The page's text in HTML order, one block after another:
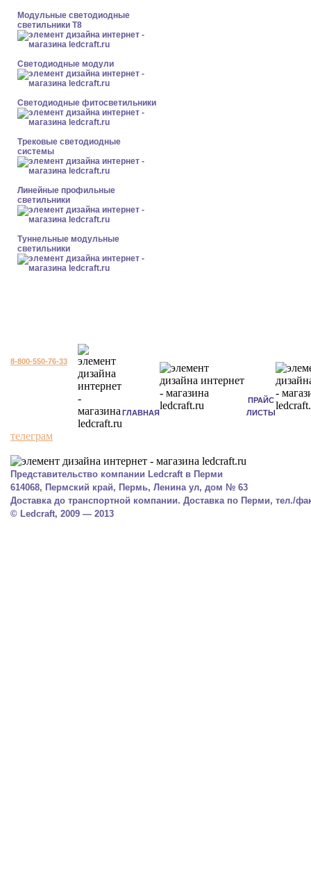
Модульные светодиодные
светильники Т8
Светодиодные модули
Светодиодные фитосветильники
Трековые светодиодные
системы
Линейные профильные
светильники
Туннельные модульные
светильники
8-800-550-76-33
ГЛАВНАЯ
ПРАЙС
ЛИСТЫ
телеграм
Представительство компании Ledcraft в Перми
614068, Пермский край, Пермь, Ленина ул, дом № 63
Доставка до транспортной компании. Доставка по Перми, тел./
© Ledcraft, 2009 — 2013